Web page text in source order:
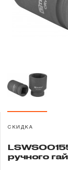
Новости
Доставка и
Партнерам
СКИДКА
ручного